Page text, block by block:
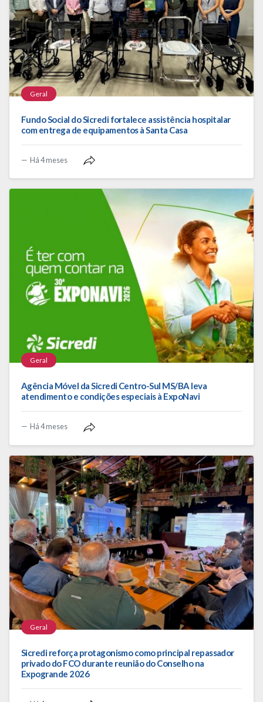
Geral
Fundo Social do Sicredi fortalece assistência hospitalar
com entrega de equipamentos à Santa Casa
Há 4 meses
Geral
Agência Móvel da Sicredi Centro-Sul MS/BA leva
atendimento e condições especiais à ExpoNavi
Há 4 meses
Geral
Sicredi reforça protagonismo como principal repassador
privado do FCO durante reunião do Conselho na
Expogrande 2026